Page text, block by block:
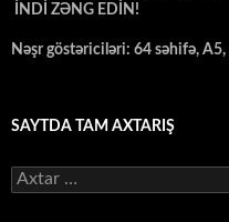
İNDİ ZƏNG EDİN!
Nəşr göstəriciləri: 64 səhifə,
SAYTDA TAM AXTARIŞ
Axtarış: